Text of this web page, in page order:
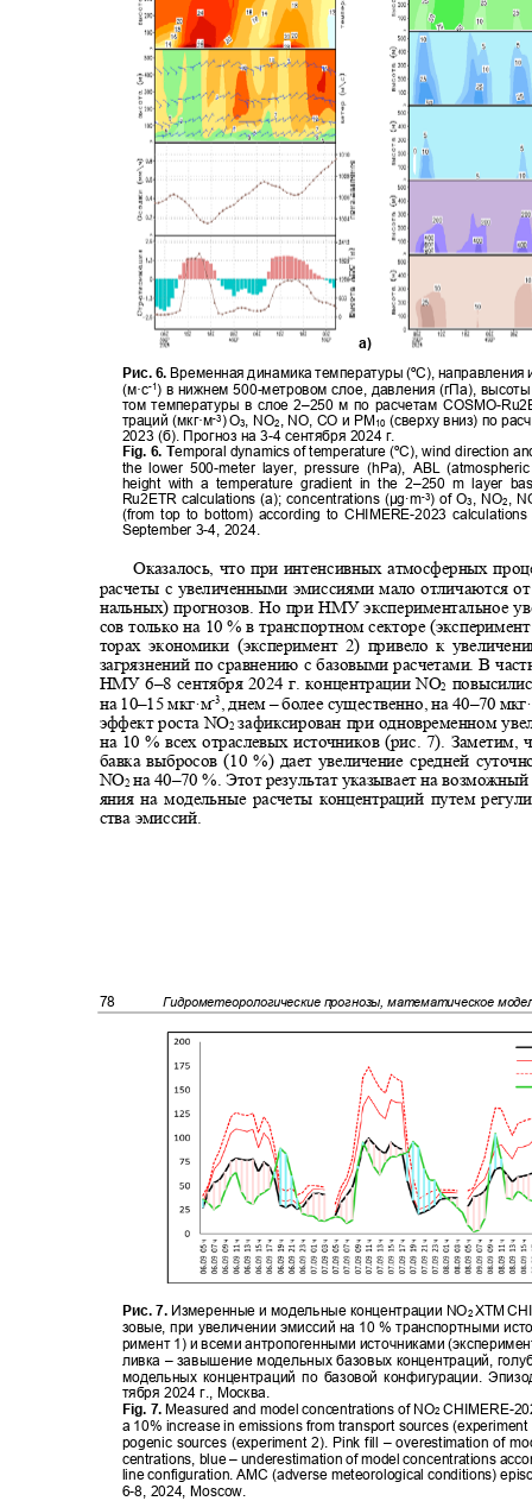
а)
Рис. 6.Временная динамика температуры (ºС), направления
(м·с-1 ) в нижнем 500-метровом слое, давления (гПа),
том температуры в слое 2‒250 м по расчетам COSMO-
траций (мкг·м-3 ) O3 , NO2 , NО, CO и PM10(сверху вниз) по
2023 (б). Прогноз на3-4 сентября 2024 г.
Fig. 6. Temporal dynamics of temperature (ºС), wind direction
the lower 500-meter layer, pressure (hPa), ABL
height with a temperature gradient in the 2‒250 m layer
Ru2ETR calculations (a); concentrations (μg·m-3) of O3 , NO2 ,
(from top to bottom) according to CHIMERE-2023 calculations
September 3-4, 2024.
Оказалось, что при интенсивных атмосферных
расчеты с увеличенными эмиссиями мало отличаются
нальных) прогнозов. Но при НМУ экспериментальное
сов только на 10 % в транспортном секторе
торах экономики (эксперимент 2) привело к
загрязнений по сравнению с базовыми расчетами. В
НМУ 6‒8 сентября 2024 г. концентрацииNO2
на 10‒15 мкг·м-3 , днем ‒ более существенно, на 40‒70
эффект ростаNO2зафиксирован при одновременном
на 10 % всех отраслевых источников (рис. 7).
бавка выбросов (10 %) дает увеличение средней
NO2 на 40‒70 %. Этот результат указывает на
яния на модельные расчеты концентраций путем
ства эмиссий.
78 Гидрометеорологические прогнозы, математическое
Рис. 7. Измеренные и модельные концентрации NO2ХТМ
зовые, при увеличении эмиссий на 10 % транспортными
римент 1) и всеми антропогенными источниками
ливка – завышение модельных базовых концентраций,
модельных концентраций по базовой конфигурации.
тября2024г., Москва.
Fig. 7. Measured and model concentrations of NO2CHIMERE-
a 10% increase in emissions from transport sources
pogenic sources (experiment 2). Pink fill – overestimation of
centrations, blue – underestimation of model concentrations
line configuration. AMC (adverse meteorological conditions)
6-8, 2024, Moscow.